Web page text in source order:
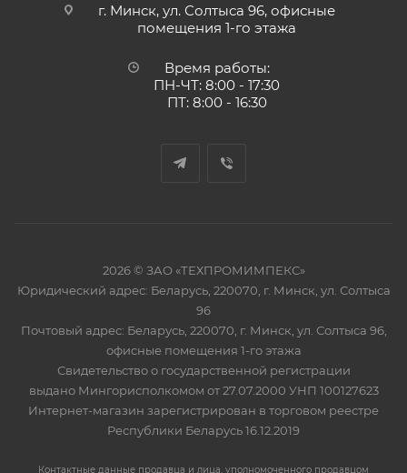
г. Минск, ул. Солтыса 96, офисные
помещения 1-го этажа
Время работы:
ПН-ЧТ: 8:00 - 17:30
ПТ: 8:00 - 16:30
2026 © ЗАО «ТЕХПРОМИМПЕКС»
Юридический адрес: Беларусь, 220070, г. Минск, ул. Солтыса
96
Почтовый адрес: Беларусь, 220070, г. Минск, ул. Солтыса 96,
офисные помещения 1-го этажа
Свидетельство о государственной регистрации
выдано Мингорисполкомом от 27.07.2000 УНП 100127623
Интернет-магазин зарегистрирован в торговом реестре
Республики Беларусь 16.12.2019
Контактные данные продавца и лица, уполномоченного продавцом